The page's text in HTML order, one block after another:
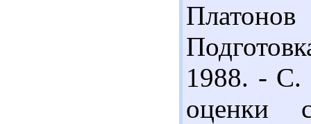
1988. - С.
оценки